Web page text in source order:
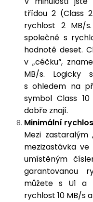
třídou 2 (Class
rychlost 2 MB/
společně s
hodnotě deset.
v „céčku“,
MB/s. Logicky
s ohledem na
symbol Class
dobře znají.
Minimální
Mezi zastaralým
mezizastávka
umístěným
garantovanou
můžete s U1 a
rychlost 10 MB/s